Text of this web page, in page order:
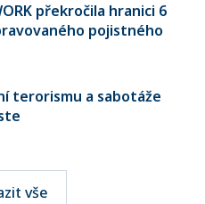
překročila hranici 6
pojistného
terorismu a sabotáže
vše